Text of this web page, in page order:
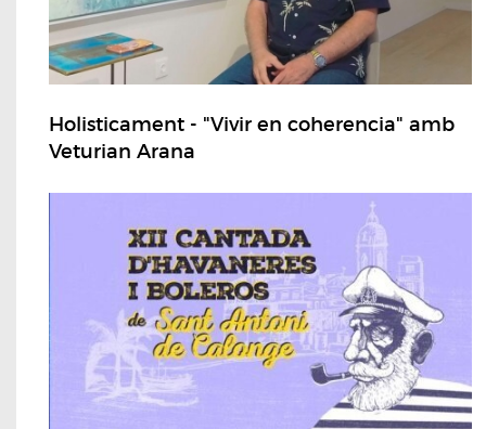
Holisticament - "Vivir en coherencia" amb
Veturian Arana